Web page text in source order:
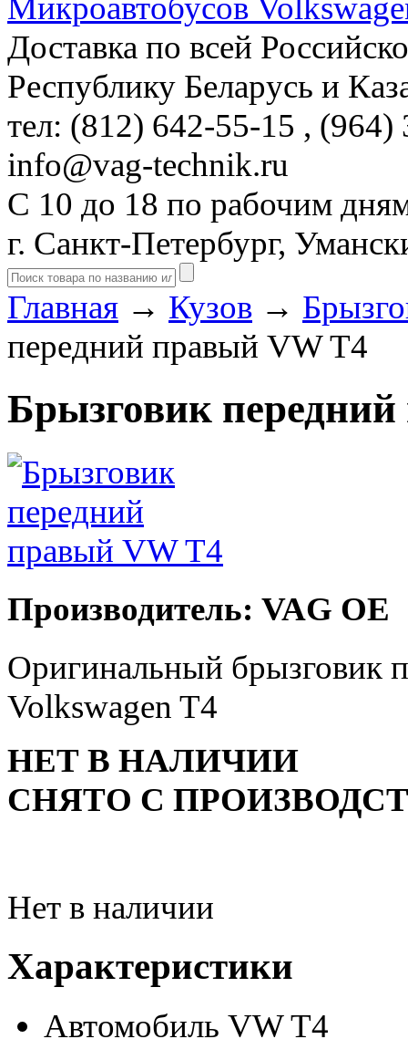
Доставка по всей
Республику Беларусь и
тел: (812) 642-55-15 , (964)
info@vag-technik.ru
С 10 до 18 по рабочим
г. Санкт-Петербург,
Главная → Кузов →
передний правый VW T4
Брызговик
Производитель: VAG OE
Оригинальный брызговик
Volkswagen T4
НЕТ В НАЛИЧИИ
СНЯТО С
Нет в наличии
Характеристики
Автомобиль VW T4